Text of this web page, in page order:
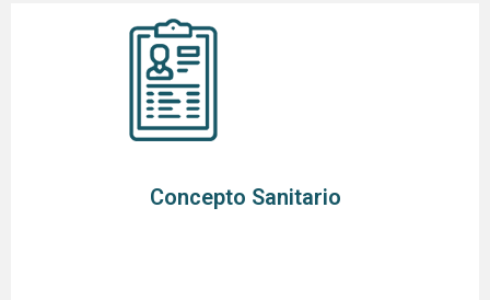
Concepto Sanitario